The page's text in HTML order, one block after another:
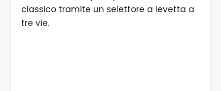
classico tramite un selettore a levetta a
tre vie.